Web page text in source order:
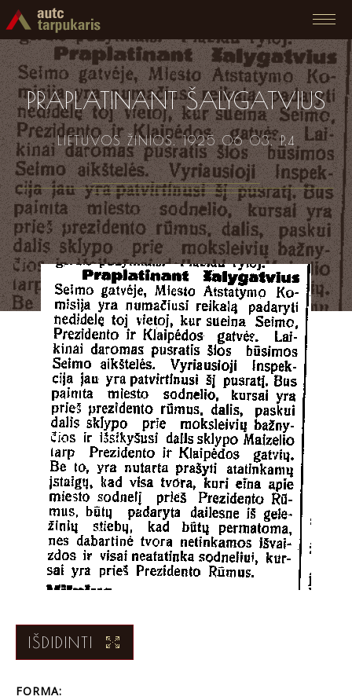
PRAPLATINANT ŠALYGATVIUS
LIETUVOS ŽINIOS. 1925 06 03. P.4
IŠDIDINTI
FORMA: